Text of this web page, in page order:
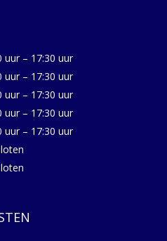
uur – 17:30 uur
uur – 17:30 uur
uur – 17:30 uur
uur – 17:30 uur
uur – 17:30 uur